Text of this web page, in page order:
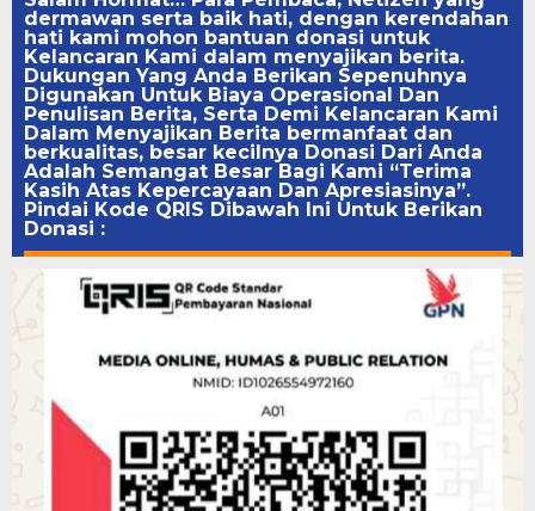
dermawan serta baik hati, dengan kerendahan
hati kami mohon bantuan donasi untuk
Kelancaran Kami dalam menyajikan berita.
Dukungan Yang Anda Berikan Sepenuhnya
Digunakan Untuk Biaya Operasional Dan
Penulisan Berita, Serta Demi Kelancaran Kami
Dalam Menyajikan Berita bermanfaat dan
berkualitas, besar kecilnya Donasi Dari Anda
Adalah Semangat Besar Bagi Kami “Terima
Kasih Atas Kepercayaan Dan Apresiasinya”.
Pindai Kode QRIS Dibawah Ini Untuk Berikan
Donasi :